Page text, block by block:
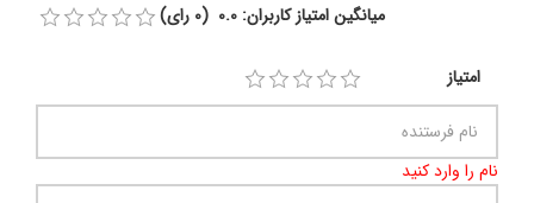
میانگین امتیاز کاربران: 0.0 (0 رای)
امتیاز
نام را وارد کنید